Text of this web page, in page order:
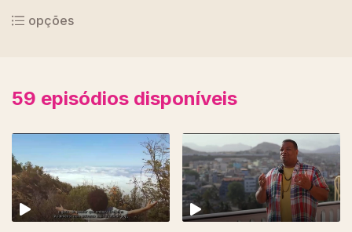
opções
59 episódios disponíveis